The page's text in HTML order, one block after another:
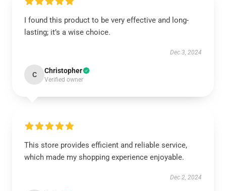
I found this product to be very effective and long-
lasting; it’s a wise choice.
Dec 3, 2024
C Christopher
Verified owner
This store provides efficient and reliable service,
which made my shopping experience enjoyable.
Dec 2, 2024